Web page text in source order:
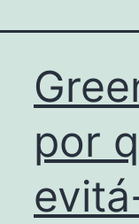
por